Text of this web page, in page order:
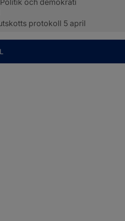
Politik och demokrati
protokoll 5 april